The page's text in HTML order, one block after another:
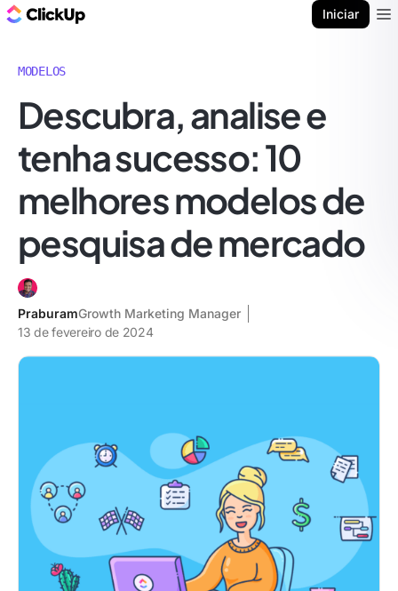
Iniciar
MODELOS
Descubra, analise e
tenha sucesso: 10
melhores modelos de
pesquisa de mercado
PraburamGrowth Marketing Manager
13 de fevereiro de 2024